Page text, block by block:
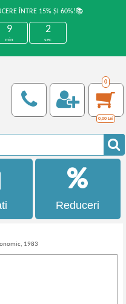
ÎNTRE 15% ȘI 60%!📚
9
min
2
sec
0
0,00 Lei
Reduceri
1983